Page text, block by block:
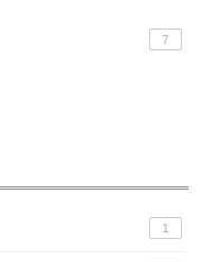
7
1